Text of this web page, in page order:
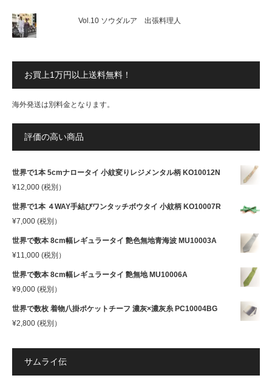
Vol.10 ソウダルア 出張料理人
お買上1万円以上送料無料！
海外発送は別料金となります。
評価の高い商品
世界で1本 5cmナロータイ 小紋変りレジメンタル柄 KO10012N
¥12,000 (税別）
世界で1本 ４WAY手結びワンタッチボウタイ 小紋柄 KO10007R
¥7,000 (税別）
世界で数本 8cm幅レギュラータイ 艶色無地青海波 MU10003A
¥11,000 (税別）
世界で数本 8cm幅レギュラータイ 艶無地 MU10006A
¥9,000 (税別）
世界で数枚 着物八掛ポケットチーフ 濃灰×濃灰糸 PC10004BG
¥2,800 (税別）
サムライ伝